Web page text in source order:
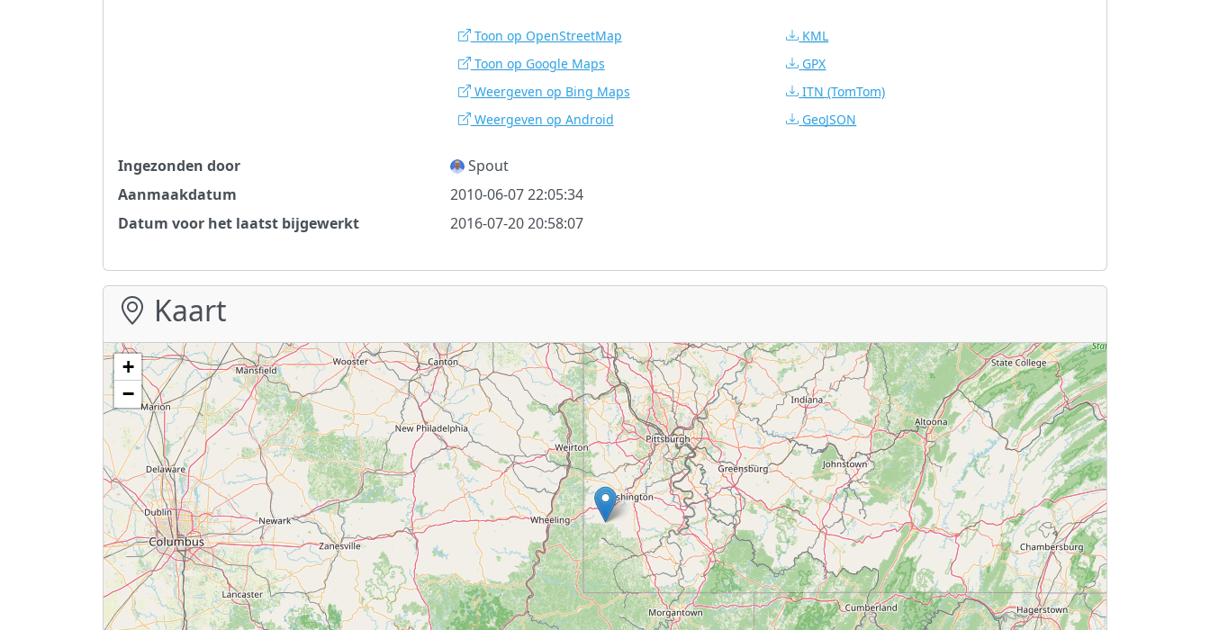
Toon op OpenStreetMap
Toon op Google Maps
Weergeven op Bing Maps
Weergeven op Android
KML
GPX
ITN (TomTom)
GeoJSON
Ingezonden door
Spout
Aanmaakdatum
2010-06-07 22:05:34
Datum voor het laatst bijgewerkt
2016-07-20 20:58:07
Kaart
+
−